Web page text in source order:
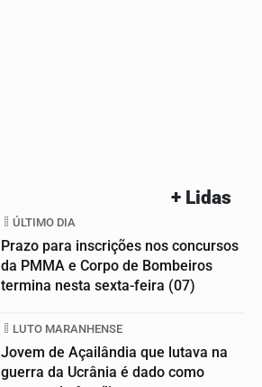
+ Lidas
ÚLTIMO DIA
Prazo para inscrições nos concursos
da PMMA e Corpo de Bombeiros
termina nesta sexta-feira (07)
LUTO MARANHENSE
Jovem de Açailândia que lutava na
guerra da Ucrânia é dado como